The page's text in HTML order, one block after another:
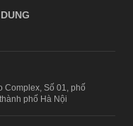
Complex, Số 01, phố
phố Hà Nội